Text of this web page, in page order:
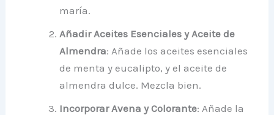
maría.
Añadir Aceites Esenciales y Aceite de
Almendra: Añade los aceites esenciales
de menta y eucalipto, y el aceite de
almendra dulce. Mezcla bien.
Incorporar Avena y Colorante: Añade la